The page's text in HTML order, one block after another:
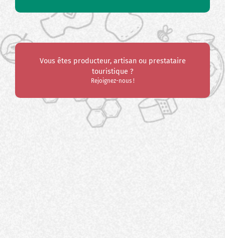
Vous êtes producteur, artisan ou prestataire
touristique ?
Rejoignez-nous !